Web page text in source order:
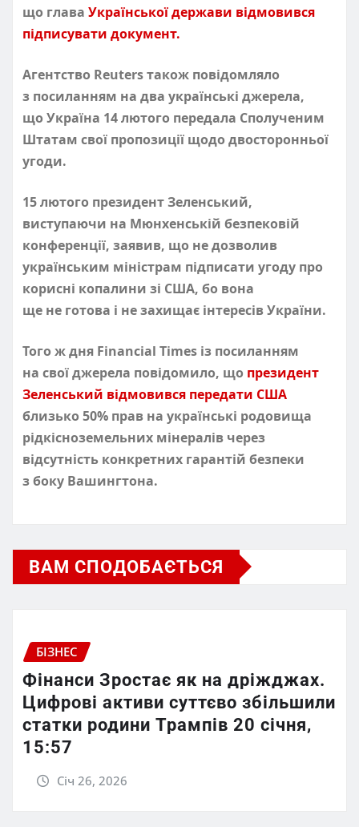
що глава Української держави відмовився
підписувати документ.
Агентство Reuters також повідомляло
з посиланням на два українські джерела,
що Україна 14 лютого передала Сполученим
Штатам свої пропозиції щодо двосторонньої
угоди.
15 лютого президент Зеленський,
виступаючи на Мюнхенській безпековій
конференції, заявив, що не дозволив
українським міністрам підписати угоду про
корисні копалини зі США, бо вона
ще не готова і не захищає інтересів України.
Того ж дня Financial Times із посиланням
на свої джерела повідомило, що президент
Зеленський відмовився передати США
близько 50% прав на українські родовища
рідкісноземельних мінералів через
відсутність конкретних гарантій безпеки
з боку Вашингтона.
ВАМ СПОДОБАЄТЬСЯ
БІЗНЕС
Фінанси Зростає як на дріжджах.
Цифрові активи суттєво збільшили
статки родини Трампів 20 січня,
15:57
Січ 26, 2026